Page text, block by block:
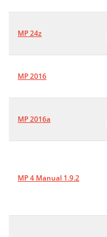
MP 24z
MP 2016
MP 2016a
MP 4 Manual 1.9.2